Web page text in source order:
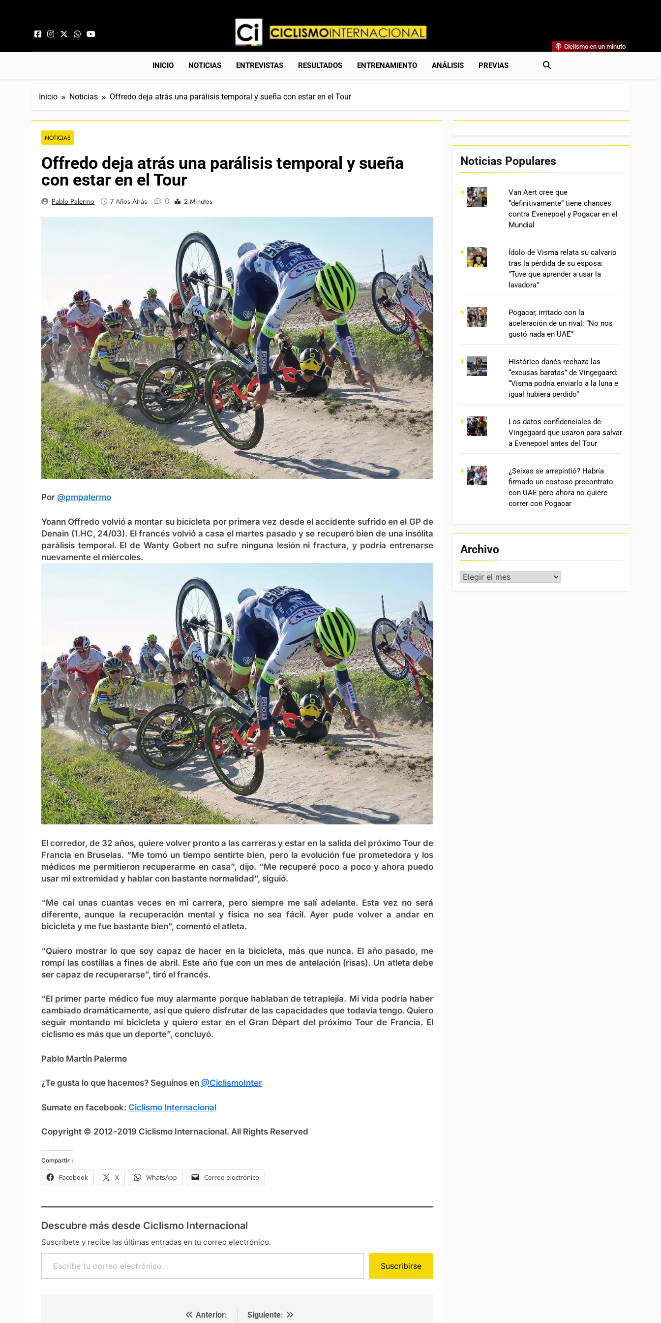
Ciclismo Internacional
Web Dedicada Al Ciclismo Mundial. Entrevistas, Análisis, Crónicas, Previas Y Más. La Web Ciclista De Referencia.
Ciclismo en un minuto
INICIO NOTICIAS ENTREVISTAS RESULTADOS ENTRENAMIENTO ANÁLISIS PREVIAS
Inicio Noticias Offredo deja atrás una parálisis temporal y sueña con estar en el Tour
NOTICIAS
Offredo deja atrás una parálisis temporal y sueña
con estar en el Tour
Pablo Palermo 7 Años Atrás 0 2 Minutos
Por @pmpalermo
Yoann Offredo volvió a montar su bicicleta por primera vez desde el accidente sufrido en el GP de
Denain (1.HC, 24/03). El francés volvió a casa el martes pasado y se recuperó bien de una insólita
parálisis temporal. El de Wanty Gobert no sufre ninguna lesión ni fractura, y podría entrenarse
nuevamente el miércoles.
El corredor, de 32 años, quiere volver pronto a las carreras y estar en la salida del próximo Tour de
Francia en Bruselas. “Me tomó un tiempo sentirte bien, pero la evolución fue prometedora y los
médicos me permitieron recuperarme en casa”, dijo. “Me recuperé poco a poco y ahora puedo
usar mi extremidad y hablar con bastante normalidad”, siguió.
“Me caí unas cuantas veces en mi carrera, pero siempre me salí adelante. Esta vez no será
diferente, aunque la recuperación mental y física no sea fácil. Ayer pude volver a andar en
bicicleta y me fue bastante bien”, comentó el atleta.
“Quiero mostrar lo que soy capaz de hacer en la bicicleta, más que nunca. El año pasado, me
rompí las costillas a fines de abril. Este año fue con un mes de antelación (risas). Un atleta debe
ser capaz de recuperarse”, tiró el francés.
“El primer parte médico fue muy alarmante porque hablaban de tetraplejía. Mi vida podría haber
cambiado dramáticamente, así que quiero disfrutar de las capacidades que todavía tengo. Quiero
seguir montando mi bicicleta y quiero estar en el Gran Départ del próximo Tour de Francia. El
ciclismo es más que un deporte”, concluyó.
Pablo Martín Palermo
¿Te gusta lo que hacemos? Seguínos en @CiclismoInter
Sumate en facebook: Ciclismo Internacional
Copyright © 2012-2019 Ciclismo Internacional. All Rights Reserved
Compartir :
Facebook X WhatsApp Correo electrónico
Descubre más desde Ciclismo Internacional
Suscríbete y recibe las últimas entradas en tu correo electrónico.
Escribe tu correo electrónico…
Suscribirse
Anterior: Siguiente:
Noticias Populares
Van Aert cree que
“definitivamente” tiene chances
contra Evenepoel y Pogacar en el
Mundial
Ídolo de Visma relata su calvario
tras la pérdida de su esposa:
"Tuve que aprender a usar la
lavadora"
Pogacar, irritado con la
aceleración de un rival: “No nos
gustó nada en UAE”
Histórico danés rechaza las
“excusas baratas” de Vingegaard:
“Visma podría enviarlo a la luna e
igual hubiera perdido”
Los datos confidenciales de
Vingegaard que usaron para salvar
a Evenepoel antes del Tour
¿Seixas se arrepintió? Habría
firmado un costoso precontrato
con UAE pero ahora no quiere
correr con Pogacar
Archivo
Archivo